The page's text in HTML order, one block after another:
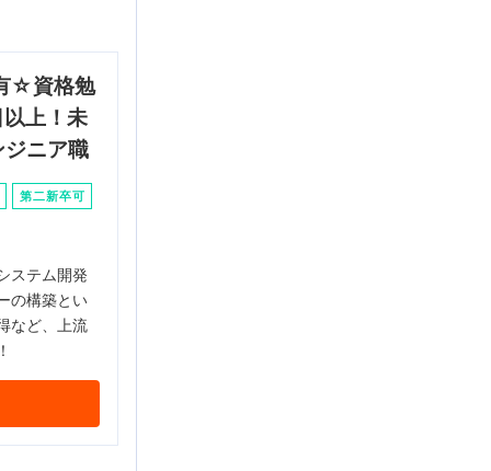
☆資格勉
上！未
ニア職
第二新卒可
ステム開発
の構築とい
など、上流